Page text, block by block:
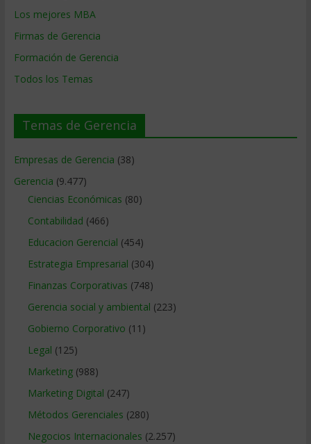
Los mejores MBA
Firmas de Gerencia
Formación de Gerencia
Todos los Temas
Temas de Gerencia
Empresas de Gerencia (38)
Gerencia (9.477)
Ciencias Económicas (80)
Contabilidad (466)
Educacion Gerencial (454)
Estrategia Empresarial (304)
Finanzas Corporativas (748)
Gerencia social y ambiental (223)
Gobierno Corporativo (11)
Legal (125)
Marketing(988)
Marketing Digital (247)
Métodos Gerenciales (280)
Negocios Internacionales (2.257)